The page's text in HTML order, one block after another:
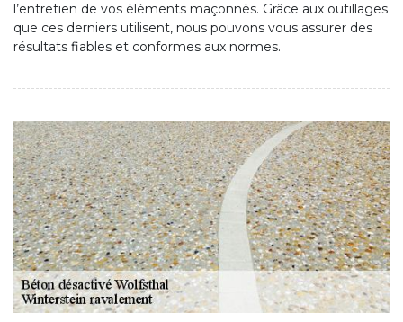
l’entretien de vos éléments maçonnés. Grâce aux outillages
que ces derniers utilisent, nous pouvons vous assurer des
résultats fiables et conformes aux normes.